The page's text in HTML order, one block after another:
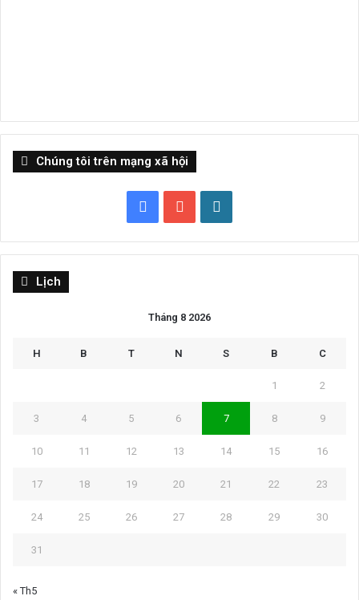
Chúng tôi trên mạng xã hội
FacebookYouTube
Lịch
Tháng 8 2026
H B T N S B C
1 2
3 4 5 6 7 8 9
10 11 12 13 14 15 16
17 18 19 20 21 22 23
24 25 26 27 28 29 30
31
« Th5